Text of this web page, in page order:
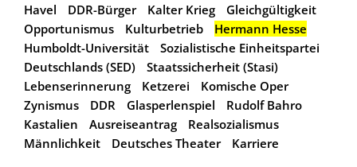
Havel
DDR-Bürger Kalter Krieg
Gleichgültigkeit
Opportunismus
Kulturbetrieb
Hermann Hesse
Humboldt-Universität
Sozialistische Einheitspartei
Deutschlands (SED)
Staatssicherheit (Stasi)
Lebenserinnerung
Ketzerei
Komische Oper
Zynismus
DDR Glasperlenspiel
Rudolf Bahro
Kastalien
Ausreiseantrag
Realsozialismus
Männlichkeit
Deutsches Theater Karriere